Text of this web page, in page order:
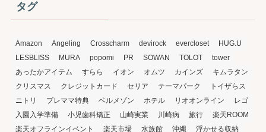
タグ
Amazon Angeling Crosscharm devirock evercloset
HUG.U
LESBLISS
MURA popomi PR SOWAN TOLOT
tower
あったかアイテム
すらら イオン オムツ カインズ
キムラタン
クリスマス
クレジットカード セリア テーマパーク
トイザらス
ニトリ
プレママ特典 ベルメゾン ホテル リオオンライン
レゴ
入園入学準備
小児歯科矯正 山崎実業 川崎病 旅行
楽天ROOM
楽天オフラインイベント
楽天市場 水族館 沖縄 浮かせる収納